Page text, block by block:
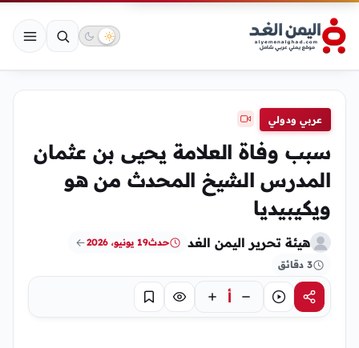
عربي ودولي
سبب وفاة العلامة يحيى بن عثمان
المدرس الشيخ المحدث من هو
ويكيبيديا
هيئة تحرير اليمن الغد حدث19 يونيو، 2026
3 دقائق
مشاركةاستماع أ تركيز حفظ